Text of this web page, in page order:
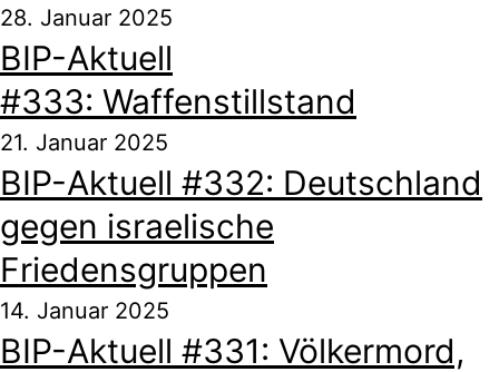
28. Januar 2025
BIP-Aktuell
#333: Waffenstillstand
21. Januar 2025
BIP-Aktuell #332: Deutschland
gegen israelische
Friedensgruppen
14. Januar 2025
BIP-Aktuell #331: Völkermord,